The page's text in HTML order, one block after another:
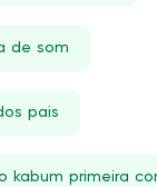
de som
pais
kabum primeira